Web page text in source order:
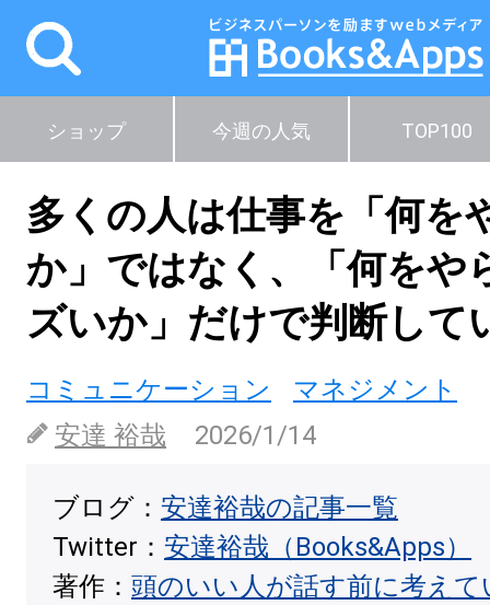
ショップ 今週の人気 TOP100
多くの人は仕事を「何を
か」ではなく、「何をや
ズいか」だけで判断して
コミュニケーション
マネジメント
安達 裕哉
2026/1/14
ブログ： 安達裕哉の記事一覧
Twitter： 安達裕哉（Books&Apps）
著作： 頭のいい人が話す前に考え